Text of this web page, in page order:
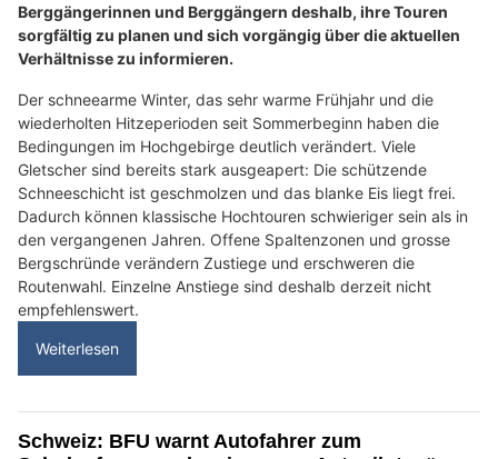
Berggängerinnen und Berggängern deshalb, ihre Touren
sorgfältig zu planen und sich vorgängig über die aktuellen
Verhältnisse zu informieren.
Der schneearme Winter, das sehr warme Frühjahr und die
wiederholten Hitzeperioden seit Sommerbeginn haben die
Bedingungen im Hochgebirge deutlich verändert. Viele
Gletscher sind bereits stark ausgeapert: Die schützende
Schneeschicht ist geschmolzen und das blanke Eis liegt frei.
Dadurch können klassische Hochtouren schwieriger sein als in
den vergangenen Jahren. Offene Spaltenzonen und grosse
Bergschründe verändern Zustiege und erschweren die
Routenwahl. Einzelne Anstiege sind deshalb derzeit nicht
empfehlenswert.
Weiterlesen
Schweiz: BFU warnt Autofahrer zum